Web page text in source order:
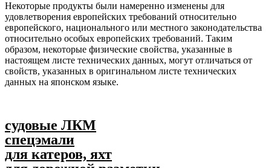
Некоторые продукты были намеренно изменены для
удовлетворения европейских требований относительно
европейского, национального или местного законодательства
относительно особых европейских требований. Таким
образом, некоторые физические свойства, указанные в
настоящем листе технических данных, могут отличаться от
свойств, указанных в оригинальном листе технических
данных на японском языке.
судовые ЛКМ
спецэмали
для катеров, яхт